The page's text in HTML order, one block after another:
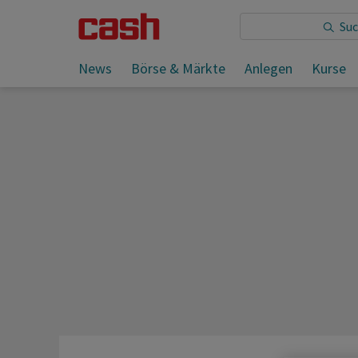
News Börse & Märkte Anlegen Kurse
Sie lesen: